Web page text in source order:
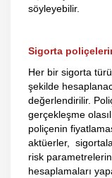
söyleyebilir.
Sigorta
Her bir sigorta
şekilde
değerlendirilir.
gerçekleşme
poliçenin
aktüerler,
risk
hesaplamaları